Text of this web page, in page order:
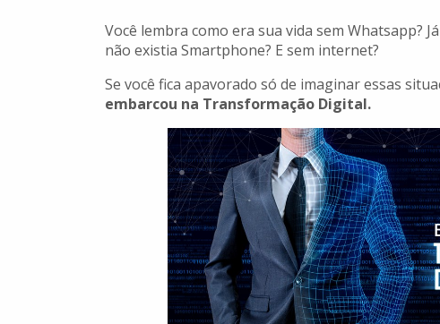
Você lembra como era sua vida sem Whatsapp?
não existia Smartphone? E sem internet?
Se você fica apavorado só de imaginar essas
embarcou na Transformação Digital.